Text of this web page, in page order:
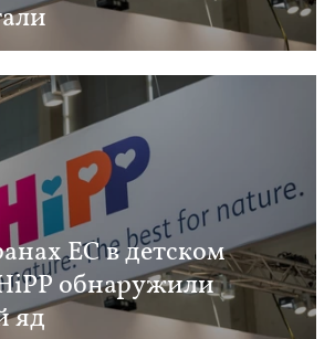
ЕС в детском
обнаружили
яд